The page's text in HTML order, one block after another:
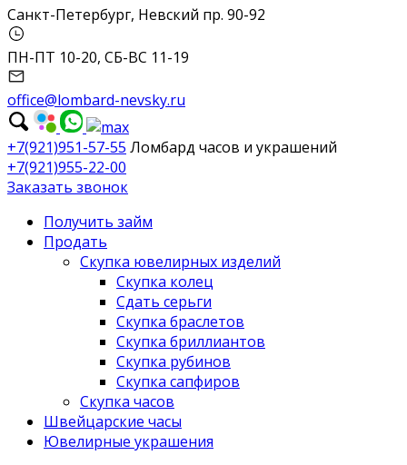
Санкт-Петербург, Невский пр. 90-92
ПН-ПТ 10-20, СБ-ВС 11-19
office@lombard-nevsky.ru
+7(921)951-57-55 Ломбард часов и украшений
+7(921)955-22-00
Заказать звонок
Получить займ
Продать
Скупка ювелирных изделий
Скупка колец
Сдать серьги
Скупка браслетов
Скупка бриллиантов
Скупка рубинов
Скупка сапфиров
Скупка часов
Швейцарские часы
Ювелирные украшения